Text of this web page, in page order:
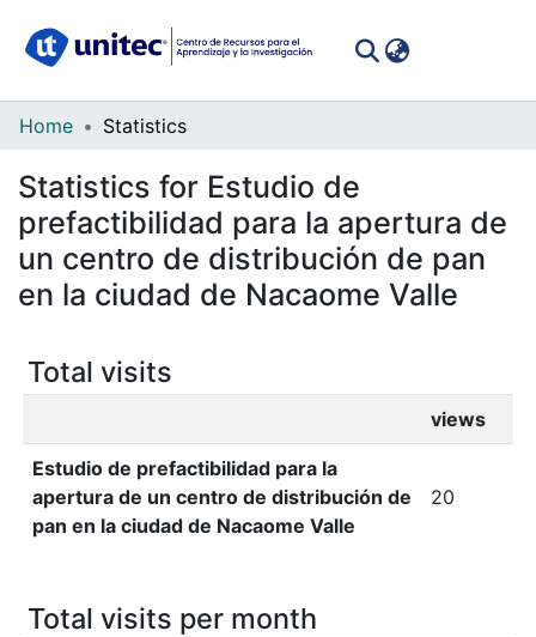
Communities
Collections
All of DSpace
Home Statistics
Statistics for Estudio de
prefactibilidad para la apertura de
un centro de distribución de pan
en la ciudad de Nacaome Valle
Total visits
views
Estudio de prefactibilidad para la
apertura de un centro de distribución de
pan en la ciudad de Nacaome Valle
20
Total visits per month